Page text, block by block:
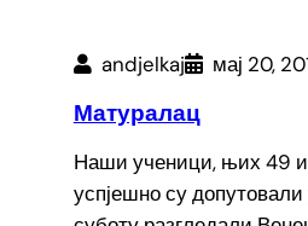
andjelkaj мај 20,
Матуралац
Наши ученици, њих 49
успјешно су